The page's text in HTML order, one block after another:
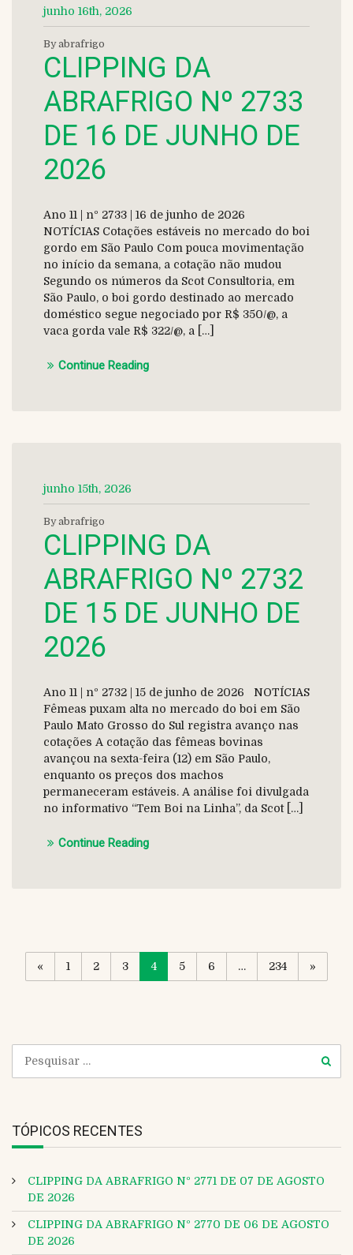
junho 16th, 2026
By abrafrigo
CLIPPING DA
ABRAFRIGO Nº 2733
DE 16 DE JUNHO DE
2026
Ano 11 | nº 2733 | 16 de junho de 2026
NOTÍCIAS Cotações estáveis no mercado do boi
gordo em São Paulo Com pouca movimentação
no início da semana, a cotação não mudou
Segundo os números da Scot Consultoria, em
São Paulo, o boi gordo destinado ao mercado
doméstico segue negociado por R$ 350/@, a
vaca gorda vale R$ 322/@, a […]
Continue Reading
junho 15th, 2026
By abrafrigo
CLIPPING DA
ABRAFRIGO Nº 2732
DE 15 DE JUNHO DE
2026
Ano 11 | nº 2732 | 15 de junho de 2026 NOTÍCIAS
Fêmeas puxam alta no mercado do boi em São
Paulo Mato Grosso do Sul registra avanço nas
cotações A cotação das fêmeas bovinas
avançou na sexta-feira (12) em São Paulo,
enquanto os preços dos machos
permaneceram estáveis. A análise foi divulgada
no informativo “Tem Boi na Linha”, da Scot […]
Continue Reading
« 1 2 3 4 5 6 … 234 »
TÓPICOS RECENTES
CLIPPING DA ABRAFRIGO Nº 2771 DE 07 DE AGOSTO
DE 2026
CLIPPING DA ABRAFRIGO Nº 2770 DE 06 DE AGOSTO
DE 2026